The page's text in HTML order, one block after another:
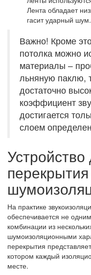
Лента обладает
гасит ударный шум.
Важно! Кроме
потолка можно
материалы –
льняную паклю,
достаточно
коэффициент
достигается
слоем
На практике
обеспечивается не
комбинации из
шумоизоляционными
перекрытия
котором каждый
месте.